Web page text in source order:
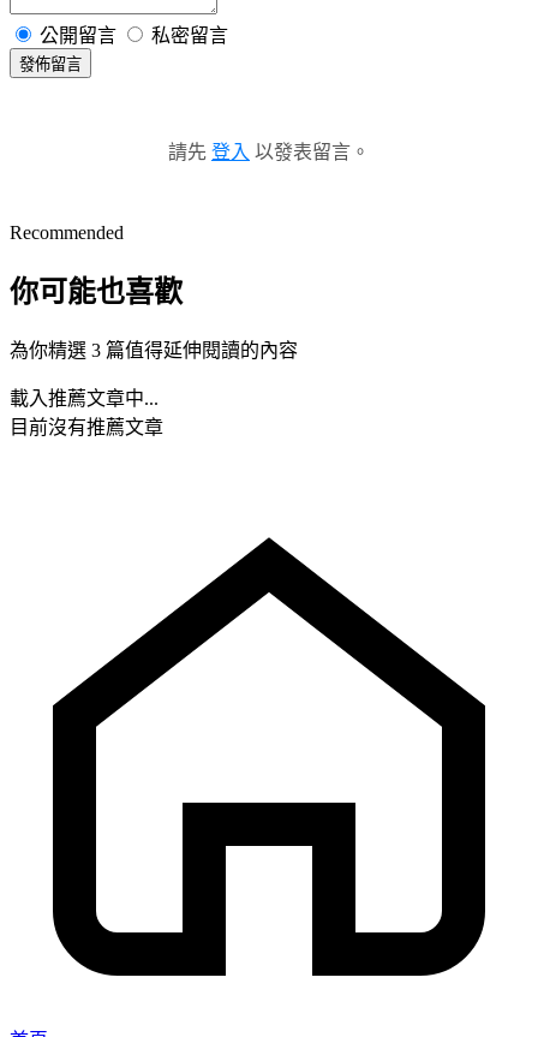
公開留言 私密留言
發佈留言
請先 登入 以發表留言。
Recommended
你可能也喜歡
為你精選 3 篇值得延伸閱讀的內容
載入推薦文章中...
目前沒有推薦文章